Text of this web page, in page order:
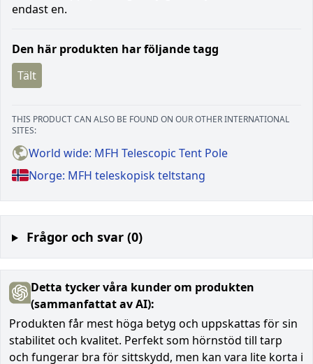
endast en.
Den här produkten har följande tagg
Tält
THIS PRODUCT CAN ALSO BE FOUND ON OUR OTHER INTERNATIONAL
SITES:
World wide: MFH Telescopic Tent Pole
Norge: MFH teleskopisk teltstang
Frågor och svar (0)
Detta tycker våra kunder om produkten
(sammanfattat av AI):
Produkten får mest höga betyg och uppskattas för sin
stabilitet och kvalitet. Perfekt som hörnstöd till tarp
och fungerar bra för sittskydd, men kan vara lite korta i